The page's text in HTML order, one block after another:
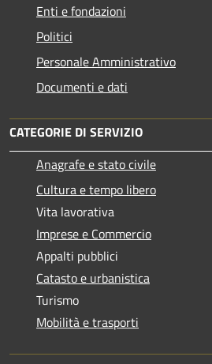
Enti e fondazioni
Politici
Personale Amministrativo
Documenti e dati
CATEGORIE DI SERVIZIO
Anagrafe e stato civile
Cultura e tempo libero
Vita lavorativa
Imprese e Commercio
Appalti pubblici
Catasto e urbanistica
Turismo
Mobilità e trasporti